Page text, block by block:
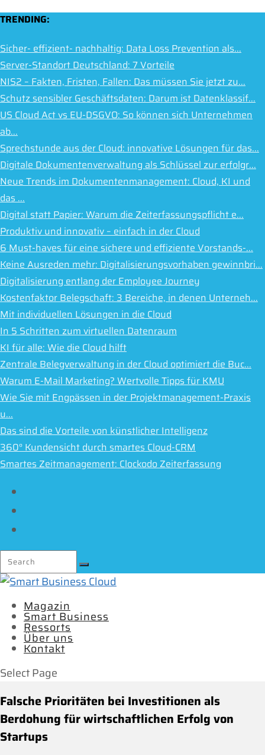
TRENDING:
Sicher- effizient- nachhaltig: Data Loss Prevention als...
Server-Standort Deutschland: 7 Vorteile
NIS2 – Fakten, Fristen, Fallen: Das müssen Sie jetzt zu...
Schutz sensibler Geschäftsdaten: Darum ist Datenklassif...
US Cloud Act vs EU-DSGVO: So können sich Unternehmen
ab...
Sprechstunde aus der Cloud: innovative Lösungen für das...
Digitale Dokumentenverwaltung als Schlüssel zur erfolgr...
Neue Trends im Dokumentenmanagement: Cloud, KI und
das ...
Digital statt Papier: Warum die Zeiterfassungspflicht e...
Produktiv und innovativ – einfach in der Cloud
6 Must-haves für eine sichere und effiziente Vorstands-...
Keine Ausreden mehr: Digitalisierungsvorhaben gewinnbri...
Digitalisierung entlang der Employee Journey
Kostenfaktor Belegschaft: 3 Bereiche, in denen Unterneh...
Mit individuellen Lösungen in die Cloud
In 5 Schritten zum virtuellen Datenraum
KI für alle: Wie die Cloud hilft
Zentrale Belegverwaltung in der Cloud optimiert die Buc...
Warum E-Mail Marketing? Wertvolle Tipps für KMU
Wie Sie mit Engpässen in der Projektmanagement-Praxis
u...
Das sind die Vorteile von künstlicher Intelligenz
360° Kundensicht durch smartes Cloud-CRM
Smartes Zeitmanagement: Clockodo Zeiterfassung
Magazin
Smart Business
Ressorts
Über uns
Kontakt
Select Page
Falsche Prioritäten bei Investitionen als
Berdohung für wirtschaftlichen Erfolg von
Startups